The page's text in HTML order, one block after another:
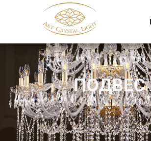
Официальный магазин
ПОДВЕС